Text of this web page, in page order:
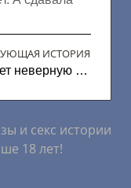
ИСТОРИЯ
Муж ждет неверную жену с командировки
и секс истории
18 лет!